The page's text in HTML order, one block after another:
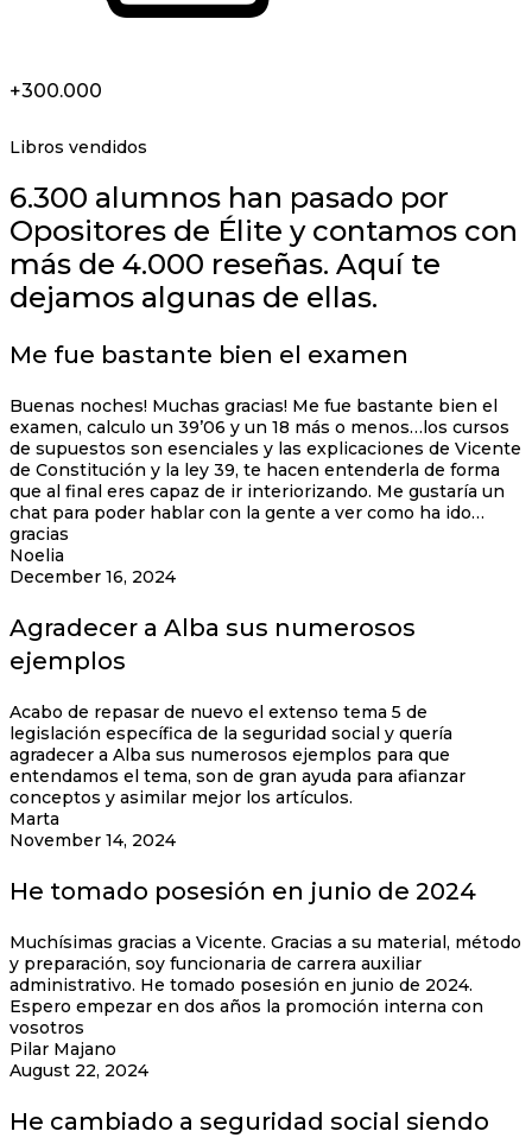
+300.000
Libros vendidos
6.300 alumnos han pasado por
Opositores de Élite y contamos con
más de 4.000 reseñas. Aquí te
dejamos algunas de ellas.
Me fue bastante bien el examen
Buenas noches! Muchas gracias! Me fue bastante bien el
examen, calculo un 39’06 y un 18 más o menos…los cursos
de supuestos son esenciales y las explicaciones de Vicente
de Constitución y la ley 39, te hacen entenderla de forma
que al final eres capaz de ir interiorizando. Me gustaría un
chat para poder hablar con la gente a ver como ha ido…
gracias
Noelia
December 16, 2024
Agradecer a Alba sus numerosos
ejemplos
Acabo de repasar de nuevo el extenso tema 5 de
legislación específica de la seguridad social y quería
agradecer a Alba sus numerosos ejemplos para que
entendamos el tema, son de gran ayuda para afianzar
conceptos y asimilar mejor los artículos.
Marta
November 14, 2024
He tomado posesión en junio de 2024
Muchísimas gracias a Vicente. Gracias a su material, método
y preparación, soy funcionaria de carrera auxiliar
administrativo. He tomado posesión en junio de 2024.
Espero empezar en dos años la promoción interna con
vosotros
Pilar Majano
August 22, 2024
He cambiado a seguridad social siendo